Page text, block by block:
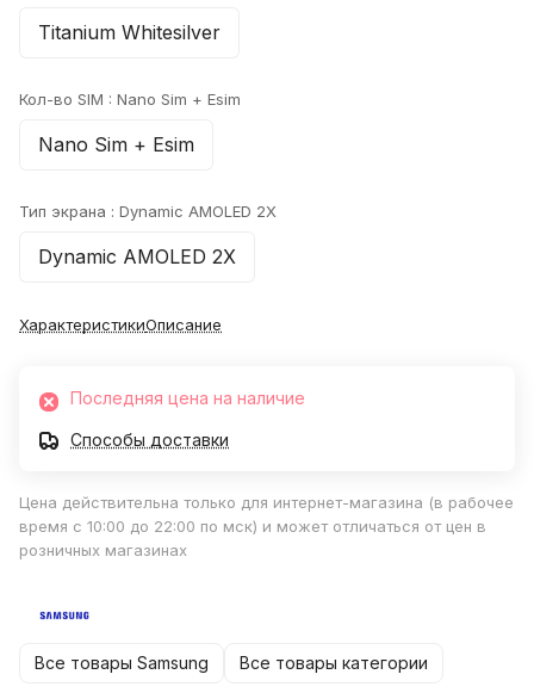
Titanium Whitesilver
Кол-во SIM : Nano Sim + Esim
Nano Sim + Esim
Тип экрана : Dynamic AMOLED 2X
Dynamic AMOLED 2X
ХарактеристикиОписание
Последняя цена на наличие
Способы доставки
Цена действительна только для интернет-магазина (в рабочее
время с 10:00 до 22:00 по мск) и может отличаться от цен в
розничных магазинах
Все товары Samsung Все товары категории